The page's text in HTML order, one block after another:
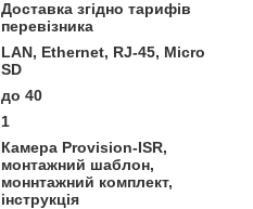
Доставка згідно тарифів
перевізника
LAN, Ethernet, RJ-45, Micro
SD
до 40
1
Камера Provision-ISR,
монтажний шаблон,
моннтажний комплект,
інструкція